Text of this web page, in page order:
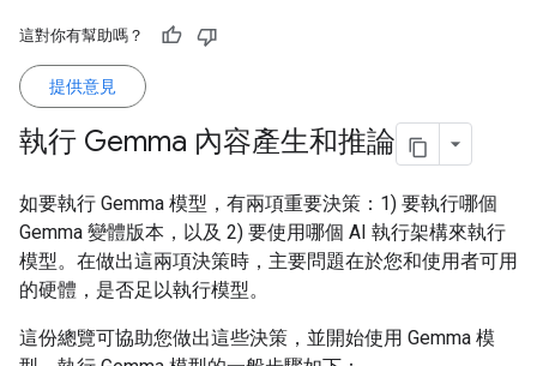
這對你有幫助嗎？
提供意見
執行 Gemma 內容產生和推論
如要執行 Gemma 模型，有兩項重要決策：1) 要執行哪個
Gemma 變體版本，以及 2) 要使用哪個 AI 執行架構來執行
模型。在做出這兩項決策時，主要問題在於您和使用者可用
的硬體，是否足以執行模型。
這份總覽可協助您做出這些決策，並開始使用 Gemma 模